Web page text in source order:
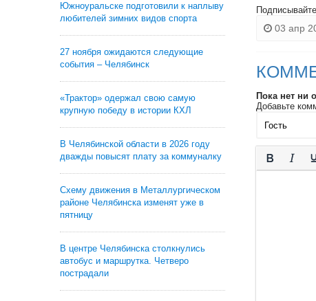
Южноуральске подготовили к наплыву
любителей зимних видов спорта
27 ноября ожидаются следующие
события – Челябинск
«Трактор» одержал свою самую
крупную победу в истории КХЛ
В Челябинской области в 2026 году
дважды повысят плату за коммуналку
Схему движения в Металлургическом
районе Челябинска изменят уже в
пятницу
В центре Челябинска столкнулись
автобус и маршрутка. Четверо
пострадали
03 апр
Пока нет ни
Добавьте